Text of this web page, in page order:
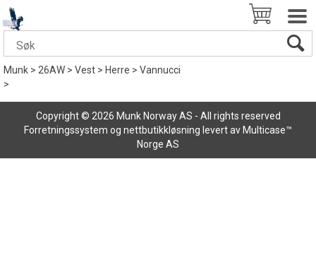
Munk>26AW>Vest>Herre>Vannucci
>
Copyright © 2026 Munk Norway AS - All rights reserved
Forretningssystem og nettbutikkløsning levert av Multicase™
Norge AS